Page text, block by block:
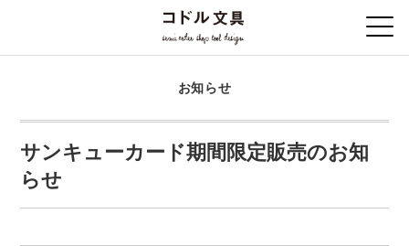
お知らせ
サンキューカード期間限定販売のお知
らせ